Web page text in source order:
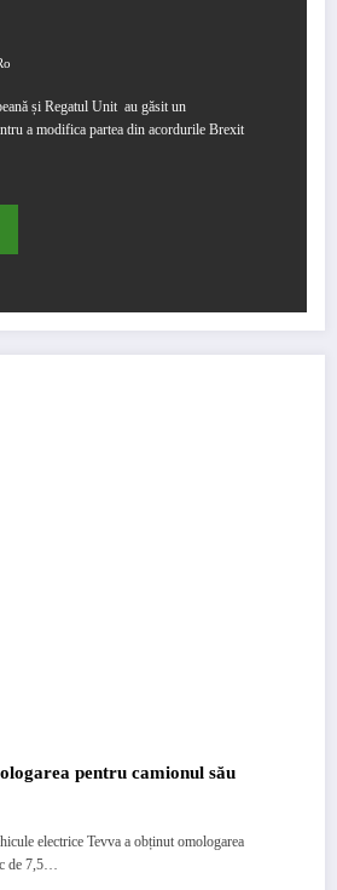
și Regatul Unit au găsit un
a modifica partea din acordurile Brexit
pentru camionul său
electrice Tevva a obținut omologarea
de 7,5…